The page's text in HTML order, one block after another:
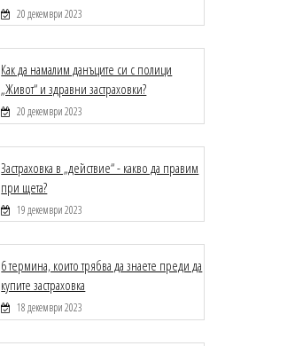
20 декември 2023
Как да намалим данъците си с полици
„Живот“ и здравни застраховки?
20 декември 2023
Застраховка в „действие“ - какво да правим
при щета?
19 декември 2023
6 термина, които трябва да знаете преди да
купите застраховка
18 декември 2023